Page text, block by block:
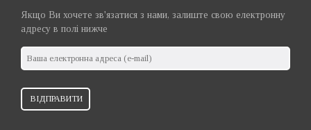
Якщо Ви хочете зв'язатися з нами, залиште свою електронну
адресу в полі нижче
ВІДПРАВИТИ